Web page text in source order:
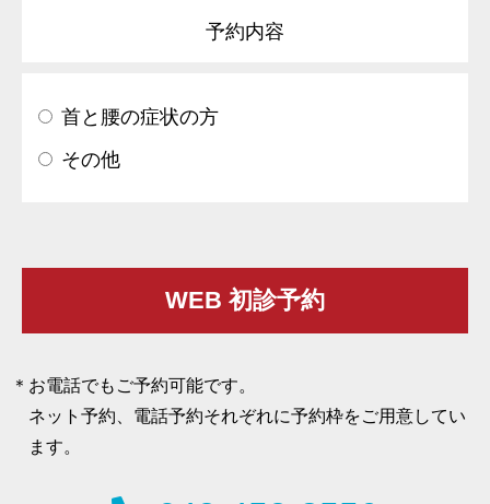
予約内容
首と腰の症状の方
その他
お電話でもご予約可能です。
ネット予約、電話予約それぞれに予約枠をご用意してい
ます。